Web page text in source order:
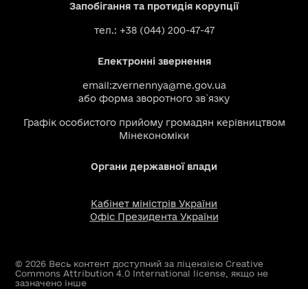
Запобігання та протидія корупції
тел.: +38 (044) 200-47-47
Електронні звернення
email:zvernennya@me.gov.ua
або форма зворотного зв`язку
Графік особистого прийому громадян керівництвом
Мінекономіки
Органи державної влади
Кабінет міністрів України
Офіс Президента України
© 2026 Весь контент доступний за ліцензією Creative
Commons Attribution 4.0 International license, якщо не
зазначено інше